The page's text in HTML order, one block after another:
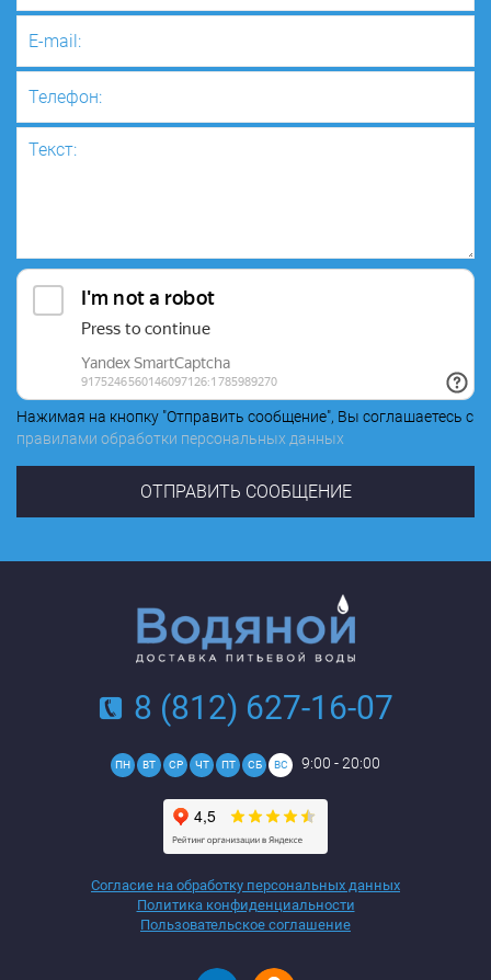
Нажимая на кнопку "Отправить сообщение", Вы соглашаетесь с
правилами обработки персональных данных
8 (812) 627-16-07
ПН ВТ СР ЧТ ПТ СБ ВС 9:00 - 20:00
Согласие на обработку персональных данных
Политика конфиденциальности
Пользовательское соглашение